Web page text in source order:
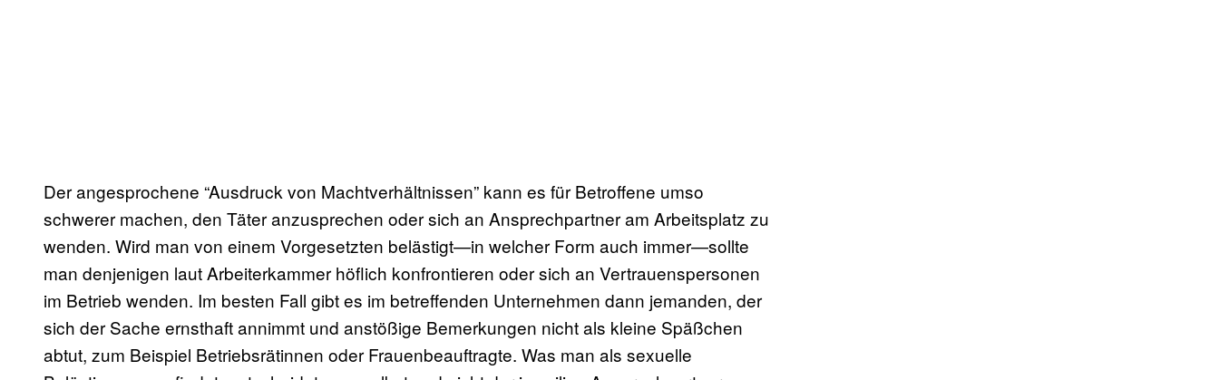
Der angesprochene “Ausdruck von Machtverhältnissen” kann es für Betroffene umso
schwerer machen, den Täter anzusprechen oder sich an Ansprechpartner am Arbeitsplatz zu
wenden. Wird man von einem Vorgesetzten belästigt—in welcher Form auch immer—sollte
man denjenigen laut Arbeiterkammer höflich konfrontieren oder sich an Vertrauenspersonen
im Betrieb wenden. Im besten Fall gibt es im betreffenden Unternehmen dann jemanden, der
sich der Sache ernsthaft annimmt und anstößige Bemerkungen nicht als kleine Späßchen
abtut, zum Beispiel Betriebsrätinnen oder Frauenbeauftragte. Was man als sexuelle